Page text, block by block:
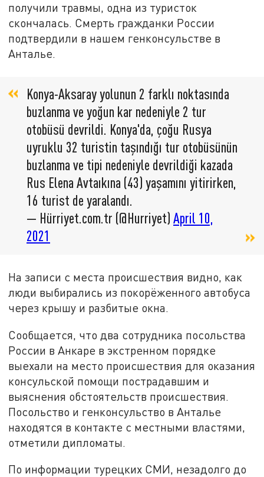
получили травмы, одна из туристок
скончалась. Смерть гражданки России
подтвердили в нашем генконсульстве в
Анталье.
Konya-Aksaray yolunun 2 farklı noktasında
buzlanma ve yoğun kar nedeniyle 2 tur
otobüsü devrildi. Konya'da, çoğu Rusya
uyruklu 32 turistin taşındığı tur otobüsünün
buzlanma ve tipi nedeniyle devrildiği kazada
Rus Elena Avtaıkına (43) yaşamını yitirirken,
16 turist de yaralandı.
— Hürriyet.com.tr (@Hurriyet) April 10,
2021
На записи с места происшествия видно, как
люди выбирались из покорёженного автобуса
через крышу и разбитые окна.
Сообщается, что два сотрудника посольства
России в Анкаре в экстренном порядке
выехали на место происшествия для оказания
консульской помощи пострадавшим и
выяснения обстоятельств происшествия.
Посольство и генконсульство в Анталье
находятся в контакте с местными властями,
отметили дипломаты.
По информации турецких СМИ, незадолго до